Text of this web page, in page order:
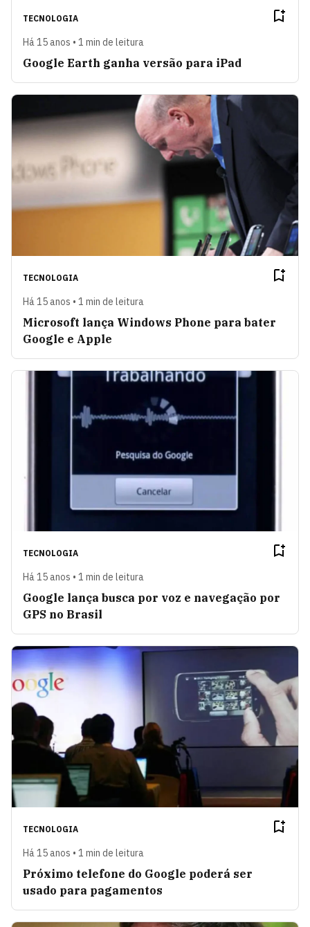
TECNOLOGIA
Há 15 anos • 1 min de leitura
Google Earth ganha versão para iPad
TECNOLOGIA
Há 15 anos • 1 min de leitura
Microsoft lança Windows Phone para bater
Google e Apple
TECNOLOGIA
Há 15 anos • 1 min de leitura
Google lança busca por voz e navegação por
GPS no Brasil
TECNOLOGIA
Há 15 anos • 1 min de leitura
Próximo telefone do Google poderá ser
usado para pagamentos